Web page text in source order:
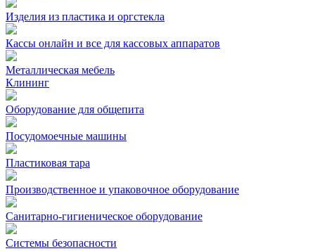
Изделия из пластика и оргстекла
Кассы онлайн и все для кассовых аппаратов
Металлическая мебель
Клининг
Оборудование для общепита
Посудомоечные машины
Пластиковая тара
Производственное и упаковочное оборудование
Санитарно-гигиеническое оборудование
Системы безопасности